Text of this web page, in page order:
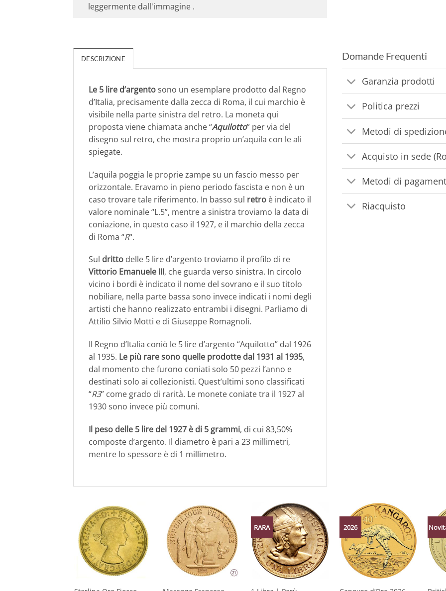
leggermente dall'immagine .
DESCRIZIONE
Le 5 lire d’argentosono un esemplare prodotto dal Regno
d’Italia, precisamente dalla zecca di Roma, il cui marchio è
visibile nella parte sinistra del retro. La moneta qui
proposta viene chiamata anche “Aquilotto” per via del
disegno sul retro, che mostra proprio un’aquila con le ali
spiegate.
L’aquila poggia le proprie zampe su un fascio messo per
orizzontale. Eravamo in pieno periodo fascista e non è un
caso trovare tale riferimento. In basso sul retro è indicato il
valore nominale “L.5”, mentre a sinistra troviamo la data di
coniazione, in questo caso il 1927, e il marchio della zecca
di Roma “R“.
Sul dritto delle 5 lire d’argento troviamo il profilo di re
Vittorio Emanuele III, che guarda verso sinistra. In circolo
vicino i bordi è indicato il nome del sovrano e il suo titolo
nobiliare, nella parte bassa sono invece indicati i nomi degli
artisti che hanno realizzato entrambi i disegni. Parliamo di
Attilio Silvio Motti e di Giuseppe Romagnoli.
Il Regno d’Italia coniò le 5 lire d’argento “Aquilotto” dal 1926
al 1935. Le più rare sono quelle prodotte dal 1931 al 1935,
dal momento che furono coniati solo 50 pezzi l’anno e
destinati solo ai collezionisti. Quest’ultimi sono classificati
“R3” come grado di rarità. Le monete coniate tra il 1927 al
1930 sono invece più comuni.
Il peso delle 5 lire del 1927 è di 5 grammi, di cui 83,50%
composte d’argento. Il diametro è pari a 23 millimetri,
mentre lo spessore è di 1 millimetro.
Domande Frequenti
Garanzia prodotti
Politica prezzi
Metodi di
Acquisto in sede
Metodi di
Riacquisto
RARA 2026